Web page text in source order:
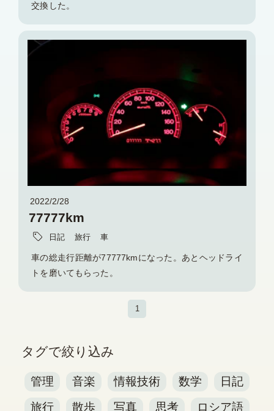
交換した。
2022/2/28
77777km
日記 旅行 車
車の総走行距離が77777kmになった。あとヘッドライ
トを磨いてもらった。
1
タグで絞り込み
管理 音楽 情報技術 数学
日記
旅行
散歩 写真 思考 ロシア語